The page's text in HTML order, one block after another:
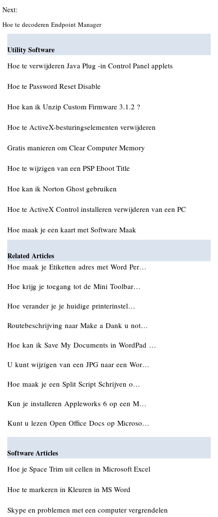
Next:
Hoe te decoderen Endpoint Manager
Utility Software
Hoe te verwijderen Java Plug -in Control Panel applets
Hoe te Password Reset Disable
Hoe kan ik Unzip Custom Firmware 3.1.2 ?
Hoe te ActiveX-besturingselementen verwijderen
Gratis manieren om Clear Computer Memory
Hoe te wijzigen van een PSP Eboot Title
Hoe kan ik Norton Ghost gebruiken
Hoe te ActiveX Control installeren verwijderen van een PC
Hoe maak je een kaart met Software Maak
Related Articles
Hoe maak je Etiketten adres met Word Per…
Hoe krijg je toegang tot de Mini Toolbar…
Hoe verander je je huidige printerinstel…
Routebeschrijving naar Make a Dank u not…
Hoe kan ik Save My Documents in WordPad …
U kunt wijzigen van een JPG naar een Wor…
Hoe maak je een Split Script Schrijven o…
Kun je installeren Appleworks 6 op een M…
Kunt u lezen Open Office Docs op Microso…
Software Articles
Hoe je Space Trim uit cellen in Microsoft Excel
Hoe te markeren in Kleuren in MS Word
Skype en problemen met een computer vergrendelen